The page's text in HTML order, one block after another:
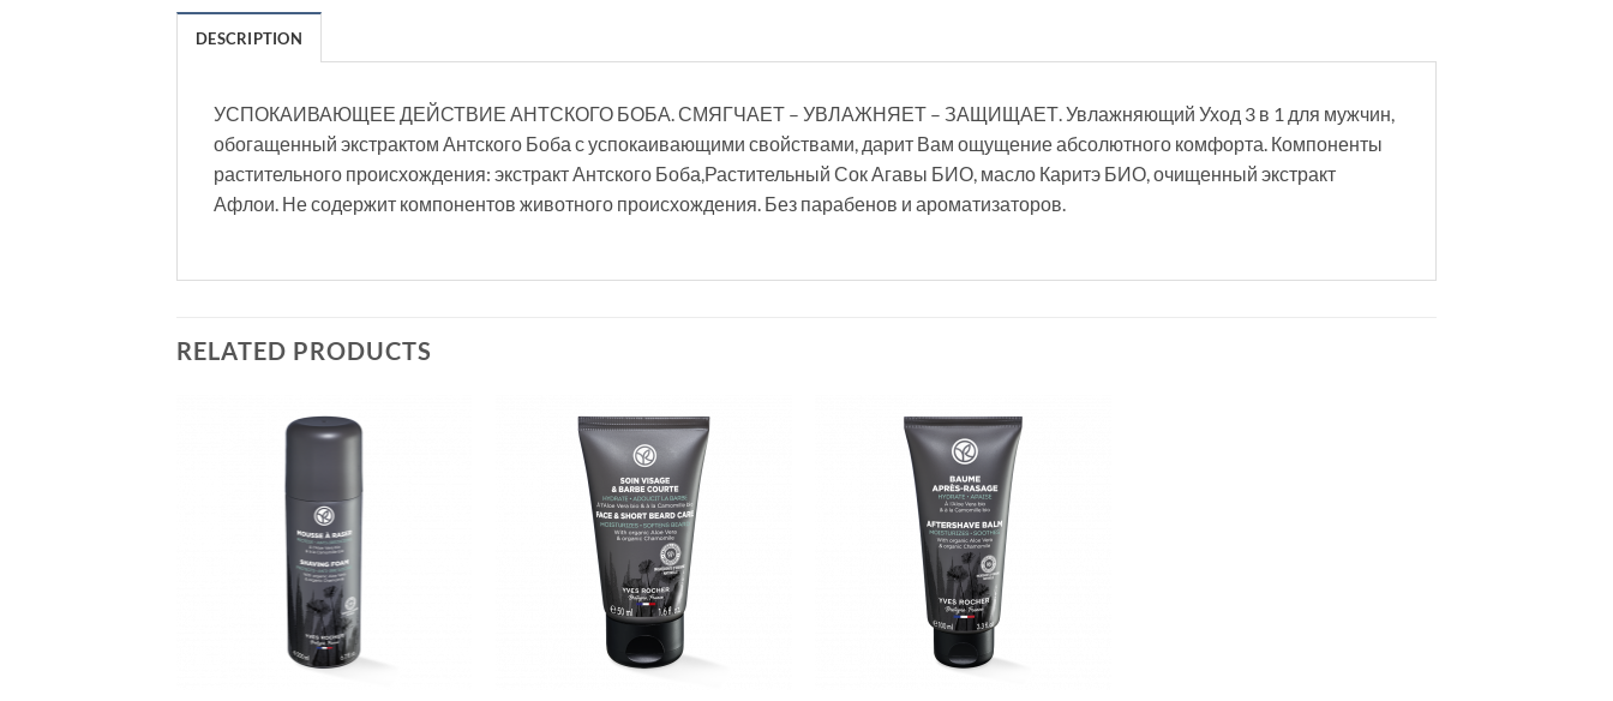
DESCRIPTION
УСПОКАИВАЮЩЕЕ ДЕЙСТВИЕ АНТСКОГО БОБА. СМЯГЧАЕТ – УВЛАЖНЯЕТ – ЗАЩИЩАЕТ. Увлажняющий Уход 3 в 1 для мужчин,
обогащенный экстрактом Антского Боба с успокаивающими свойствами, дарит Вам ощущение абсолютного комфорта. Компоненты
растительного происхождения: экстракт Антского Боба,Растительный Сок Агавы БИО, масло Каритэ БИО, очищенный экстракт
Афлои. Не содержит компонентов животного происхождения. Без парабенов и ароматизаторов.
RELATED PRODUCTS